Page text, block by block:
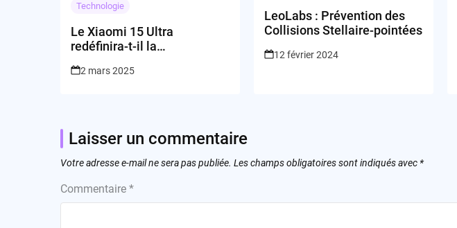
Technologie
Le Xiaomi 15 Ultra
redéfinira-t-il la
2 mars 2025
LeoLabs : Prévention des
Collisions Stellaire-pointées
12 février 2024
Laisser un commentaire
Votre adresse e-mail ne sera pas publiée. Les champs obligatoires sont indiqués avec *
Commentaire *